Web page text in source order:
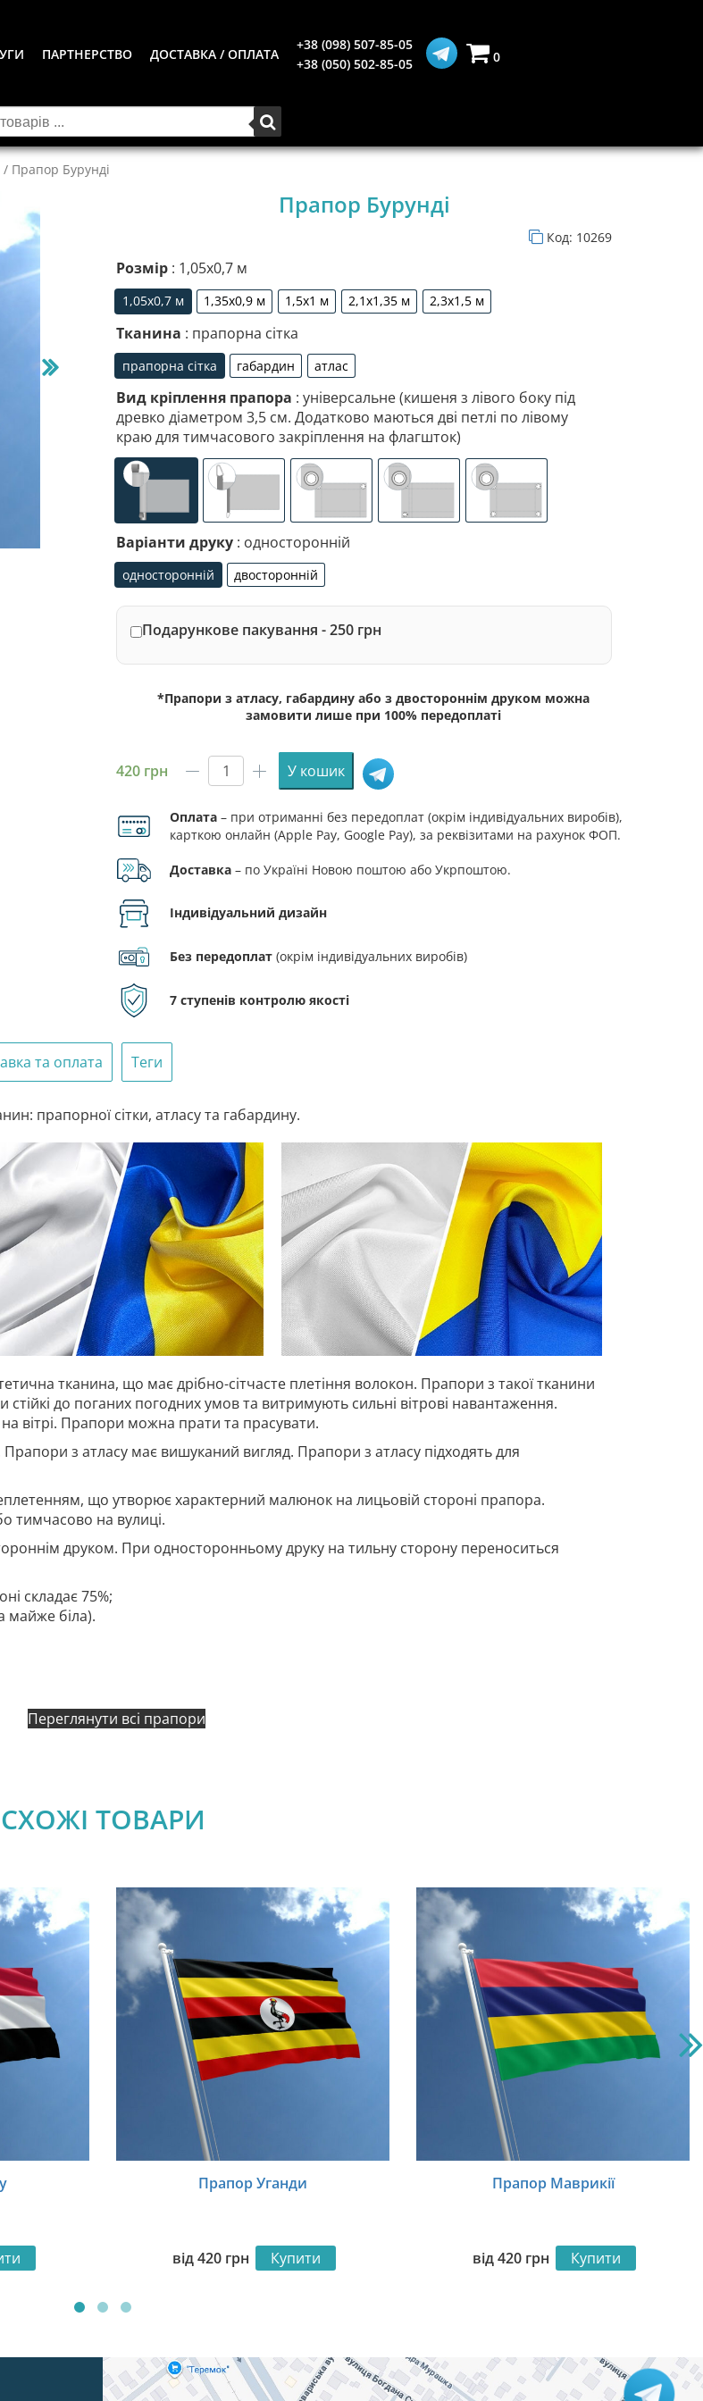
ПАРТНЕРСТВО ДОСТАВКА / ОПЛАТА
+38 (098) 507-85-05
+38 (050) 502-85-05
0
/ Прапор Бурунді
Прапор Бурунді
Код: 10269
Розмір : 1,05х0,7 м
1,05х0,7 м
1,05х0,7 м
1,35х0,9 м
1,35х0,9 м
1,5х1 м
1,5х1 м
2,1х1,35 м
2,1х1,35 м
2,3х1,5 м
2,3х1,5 м
Тканина : прапорна сітка
прапорна сітка
прапорна сітка
габардин
габардин
атлас
атлас
Вид кріплення прапора : універсальне (кишеня з лівого боку під
древко діаметром 3,5 см. Додатково маються дві петлі по лівому
краю для тимчасового закріплення на флагшток)
Варіанти друку : односторонній
односторонній
односторонній
двосторонній
двосторонній
Подарункове пакування - 250 грн
*Прапори з атласу, габардину або з двостороннім друком можна
замовити лише при 100% передоплаті
420 грн
Прапор
кількість
У кошик
Оплата – при отриманні без передоплат (окрім індивідуальних виробів),
карткою онлайн (Apple Pay, Google Pay), за реквізитами на рахунок ФОП.
Доставка – по Україні Новою поштою або Укрпоштою.
Індивідуальний дизайн
Без передоплат (окрім індивідуальних виробів)
7 ступенів контролю якості
та оплата Теги
прапорної сітки, атласу та габардину.
тканина, що має дрібно-сітчасте плетіння волокон. Прапори з такої тканини
стійкі до поганих погодних умов та витримують сильні вітрові навантаження.
вітрі. Прапори можна прати та прасувати.
з атласу має вишуканий вигляд. Прапори з атласу підходять для
що утворює характерний малюнок на лицьовій стороні прапора.
тимчасово на вулиці.
друком. При односторонньому друку на тильну сторону переноситься
складає 75%;
майже біла).
Переглянути всі прапори
СХОЖІ ТОВАРИ
Прапор Уганди
від420 грн Купити
Прапор Маврикії
від420 грн Купити